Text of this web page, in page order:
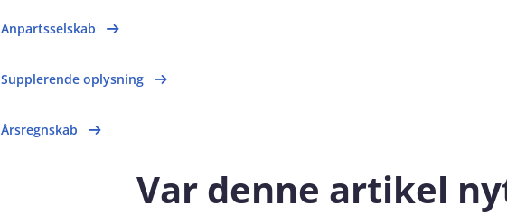
Anpartsselskab
Supplerende oplysning
Årsregnskab
Var denne artikel